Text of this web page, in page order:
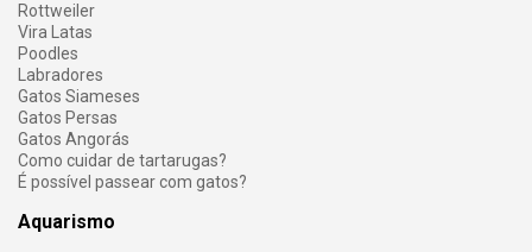
Rottweiler
Vira Latas
Poodles
Labradores
Gatos Siameses
Gatos Persas
Gatos Angorás
Como cuidar de tartarugas?
É possível passear com gatos?
Aquarismo